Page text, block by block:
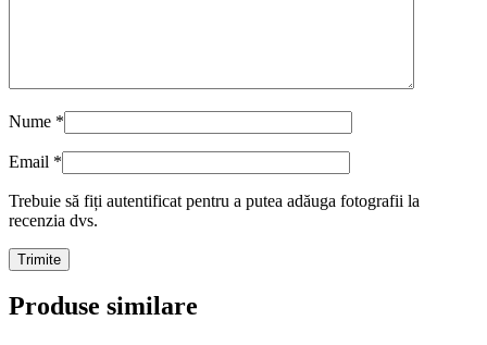
Nume *
Email *
Trebuie să fiți autentificat pentru a putea adăuga fotografii la
recenzia dvs.
Produse similare